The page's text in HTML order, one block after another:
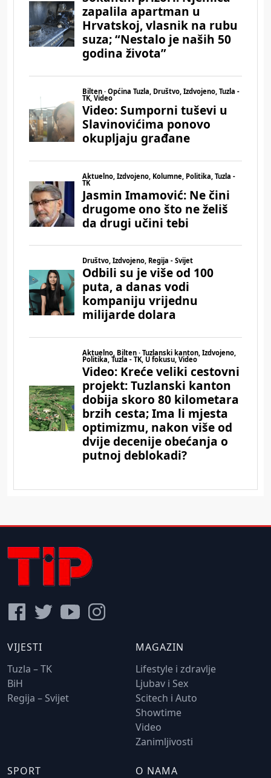
VIJESTI
Tuzla – TK
BiH
Regija – Svijet
MAGAZIN
Lifestyle i zdravlje
Ljubav i Sex
Scitech i Auto
Showtime
Video
Zanimljivosti
SPORT O NAMA